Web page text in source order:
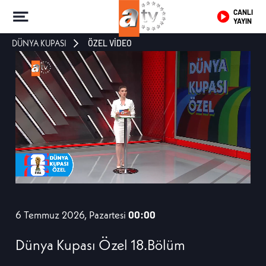
CANLI
YAYIN
DÜNYA KUPASI ÖZEL VİDEO
6 Temmuz 2026, Pazartesi 00:00
Dünya Kupası Özel 18.Bölüm